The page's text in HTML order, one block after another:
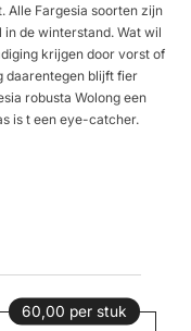
Alle Fargesia soorten zijn
de winterstand. Wat wil
krijgen door vorst of
daarentegen blijft fier
robusta Wolong een
is t een eye-catcher.
60,00 per stuk